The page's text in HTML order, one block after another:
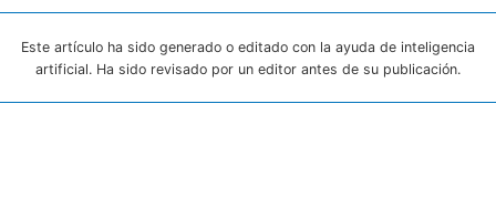
Este artículo ha sido generado o editado con la ayuda de inteligencia
artificial. Ha sido revisado por un editor antes de su publicación.